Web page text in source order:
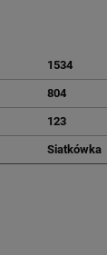
1534
804
123
Siatkówka